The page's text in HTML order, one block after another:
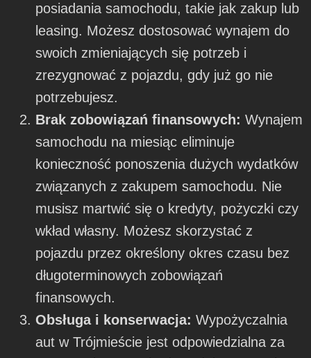
posiadania samochodu, takie jak zakup lub
leasing. Możesz dostosować wynajem do
swoich zmieniających się potrzeb i
zrezygnować z pojazdu, gdy już go nie
potrzebujesz.
Brak zobowiązań finansowych:Wynajem
samochodu na miesiąc eliminuje
konieczność ponoszenia dużych wydatków
związanych z zakupem samochodu. Nie
musisz martwić się o kredyty, pożyczki czy
wkład własny. Możesz skorzystać z
pojazdu przez określony okres czasu bez
długoterminowych zobowiązań
finansowych.
Obsługa i konserwacja:Wypożyczalnia
aut w Trójmieście jest odpowiedzialna za